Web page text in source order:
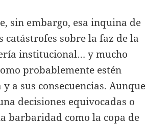
sin embargo, esa inquina de
catástrofes sobre la faz de la
institucional… y mucho
probablemente estén
a sus consecuencias. Aunque
decisiones equivocadas o
barbaridad como la copa de